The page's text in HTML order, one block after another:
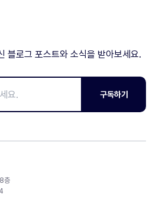
블로그 포스트와 소식을 받아보세요.
구독하기
층